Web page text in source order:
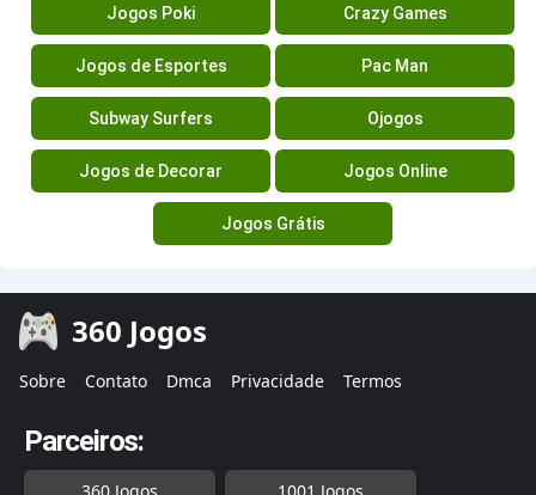
Jogos Poki Crazy Games
Jogos de Esportes Pac Man
Subway Surfers Ojogos
Jogos de Decorar Jogos Online
Jogos Grátis
360 Jogos
Sobre Contato Dmca Privacidade Termos
Parceiros: